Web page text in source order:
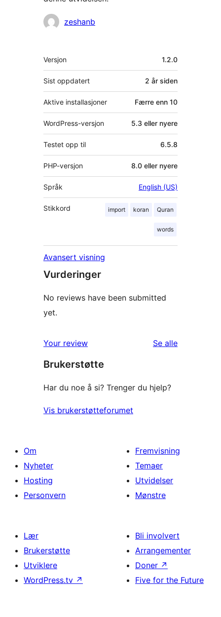
Bidragsytere
zeshanb
Meta
Versjon 1.2.0
Sist oppdatert 2 år siden
Aktive installasjoner Færre enn 10
WordPress-versjon 5.3 eller nyere
Testet opp til 6.5.8
PHP-versjon 8.0 eller nyere
Språk English (US)
Stikkord import koran Quran
words
Avansert visning
Vurderinger
No reviews have been submitted
yet.
Your review Se alleomtalene
Brukerstøtte
Har du noe å si? Trenger du hjelp?
Vis brukerstøtteforumet
Om
Nyheter
Hosting
Personvern
Fremvisning
Temaer
Utvidelser
Mønstre
Lær
Brukerstøtte
Utviklere
WordPress.tv ↗
Bli involvert
Arrangementer
Doner ↗
Five for the Future